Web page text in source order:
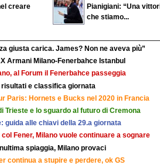
creare
Pianigiani: “Una
che stiamo...
giusta carica. James? Non ne aveva più”
Armani Milano-Fenerbahce Istanbul
al Forum il Fenerbahce passeggia
e classifica giornata
Paris: Hornets e Bucks nel 2020 in Francia
Trieste e lo sguardo al futuro di Cremona
guida alle chiavi della 29.a giornata
Fener, Milano vuole continuare a sognare
spiaggia, Milano provaci
continua a stupire e perdere, ok GS